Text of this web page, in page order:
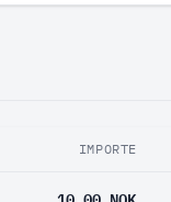
IMPORTE